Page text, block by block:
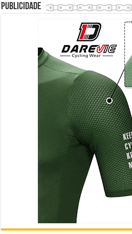
Publicidade